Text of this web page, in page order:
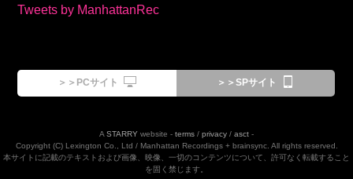
Tweets by ManhattanRec
＞＞PCサイト ＞＞SPサイト
A STARRY website - terms / privacy / asct -
Copyright (C) Lexington Co., Ltd / Manhattan Recordings + brainsync. All rights reserved.
本サイトに記載のテキストおよび画像、映像、一切のコンテンツについて、許可なく転載すること
を固く禁じます。